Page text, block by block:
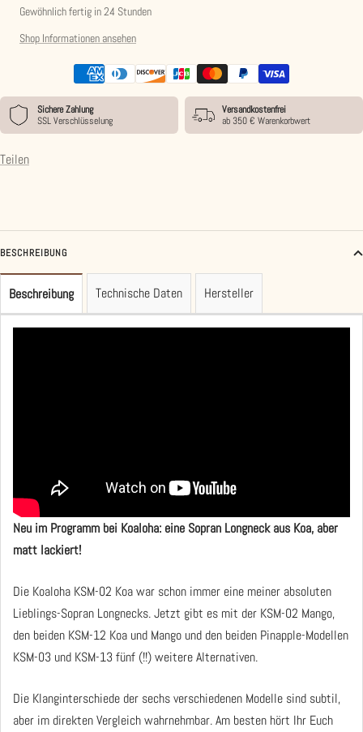
Gewöhnlich fertig in 24 Stunden
Shop Informationen ansehen
Sichere Zahlung
SSL Verschlüsselung
Versandkostenfrei
ab 350 € Warenkorbwert
Teilen
BESCHREIBUNG
Beschreibung Technische Daten Hersteller
Neu im Programm bei Koaloha: eine Sopran Longneck aus Koa, aber
matt lackiert!
Die Koaloha KSM-02 Koa war schon immer eine meiner absoluten
Lieblings-Sopran Longnecks. Jetzt gibt es mit der KSM-02 Mango,
den beiden KSM-12 Koa und Mango und den beiden Pinapple-Modellen
KSM-03 und KSM-13 fünf (!!) weitere Alternativen.
Die Klanginterschiede der sechs verschiedenen Modelle sind subtil,
aber im direkten Vergleich wahrnehmbar. Am besten hört Ihr Euch